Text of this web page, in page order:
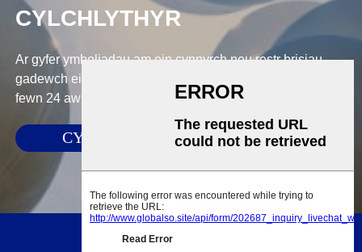
CYLCHLYTHYR
Ar gyfer ymholiadau am ein cynnyrch neu restr brisiau,
gadewch eich e-bost atom a byddwn mewn cysylltiad o
fewn 24 awr.
CYFLWYNO